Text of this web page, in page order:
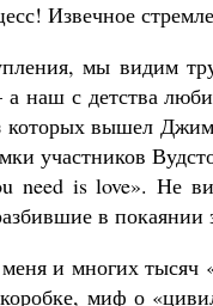
Извечное
мы видим
наш с детства
которых вышел
участников
need is love». Не
в покаянии
и многих
миф о